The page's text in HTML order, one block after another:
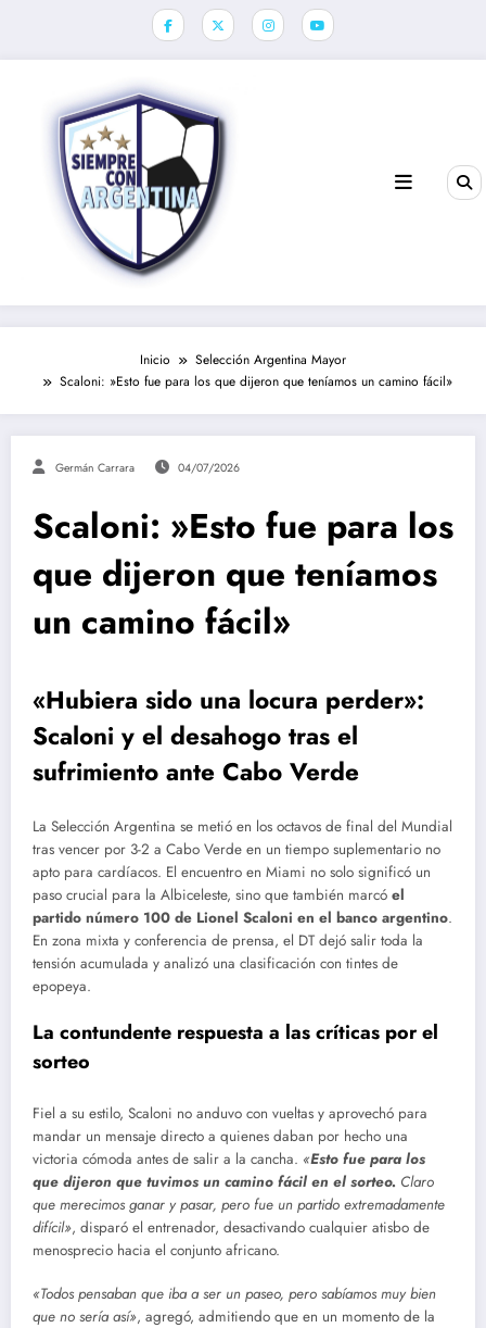
Inicio
Selección Argentina Mayor
Scaloni: »Esto fue para los que dijeron que teníamos un camino fácil»
Germán Carrara 04/07/2026
Scaloni: »Esto fue para los
que dijeron que teníamos
un camino fácil»
«Hubiera sido una locura perder»:
Scaloni y el desahogo tras el
sufrimiento ante Cabo Verde
La Selección Argentina se metió en los octavos de final del Mundial
tras vencer por 3-2 a Cabo Verde en un tiempo suplementario no
apto para cardíacos. El encuentro en Miami no solo significó un
paso crucial para la Albiceleste, sino que también marcó el
partido número 100 de Lionel Scaloni en el banco argentino.
En zona mixta y conferencia de prensa, el DT dejó salir toda la
tensión acumulada y analizó una clasificación con tintes de
epopeya.
La contundente respuesta a las críticas por el
sorteo
Fiel a su estilo, Scaloni no anduvo con vueltas y aprovechó para
mandar un mensaje directo a quienes daban por hecho una
victoria cómoda antes de salir a la cancha. «Esto fue para los
que dijeron que tuvimos un camino fácil en el sorteo. Claro
que merecimos ganar y pasar, pero fue un partido extremadamente
difícil», disparó el entrenador, desactivando cualquier atisbo de
menosprecio hacia el conjunto africano.
«Todos pensaban que iba a ser un paseo, pero sabíamos muy bien
que no sería así», agregó, admitiendo que en un momento de la